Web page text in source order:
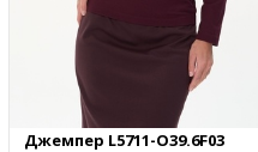
Джемпер L5711-O39.6F03